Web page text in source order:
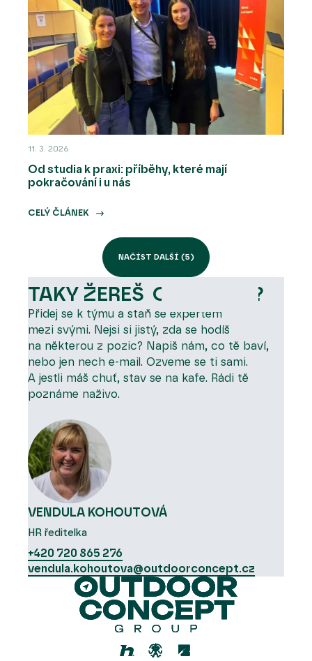
11. 3. 2026
Od studia k praxi: příběhy, které mají
pokračování i u nás
CELÝ ČLÁNEK
NAČÍST DALŠÍ (5)
TAKY ŽEREŠ OUTDOOR?
Přidej se k týmu a staň se expertem
mezi svými. Nejsi si jistý, zda se hodíš
na některou z pozic? Napiš nám, co tě baví,
nebo jen nech e-mail. Ozveme se ti sami.
A jestli máš chuť, stav se na kafe. Rádi tě
poznáme naživo.
VENDULA KOHOUTOVÁ
HR ředitelka
+420 720 865 276
vendula.kohoutova@outdoorconcept.cz